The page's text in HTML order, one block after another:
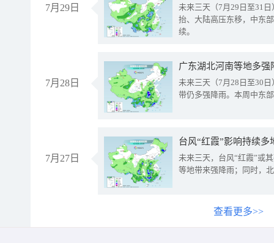
7月29日
未来三天（7月29日至31
抬、大陆高压东移，中东
续。
7月28日
广东湖北河南等地多
未来三天（7月28日至30
带仍多强降雨。本周中东
7月27日
台风“红霞”影响持续
未来三天，台风“红霞”或
等地带来强降雨；同时，
查看更多>>